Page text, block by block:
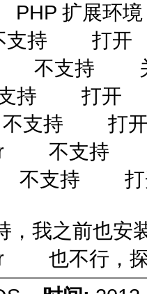
PHP 扩展
支持 打
不支持
持 打
不支持
不支
不支持
，我之前也安
也不行，探